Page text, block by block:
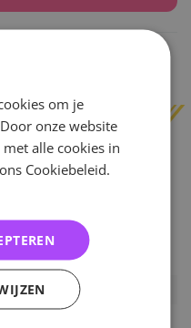
om je
onze website
alle cookies in
Cookiebeleid.